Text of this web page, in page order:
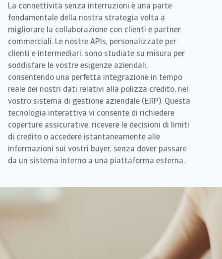
La connettività senza interruzioni è una parte
fondamentale della nostra strategia volta a
migliorare la collaborazione con clienti e partner
commerciali. Le nostre APIs, personalizzate per
clienti e intermediari, sono studiate su misura per
soddisfare le vostre esigenze aziendali,
consentendo una perfetta integrazione in tempo
reale dei nostri dati relativi alla polizza credito, nel
vostro sistema di gestione aziendale (ERP). Questa
tecnologia interattiva vi consente di richiedere
coperture assicurative, ricevere le decisioni di limiti
di credito o accedere istantaneamente alle
informazioni sui vostri buyer, senza dover passare
da un sistema interno a una piattaforma esterna.